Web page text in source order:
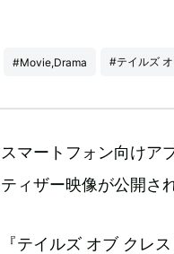
#Movie,Drama #テイルズ
スマートフォン向けア
ティザー映像が公開さ
『テイルズ オブ クレ